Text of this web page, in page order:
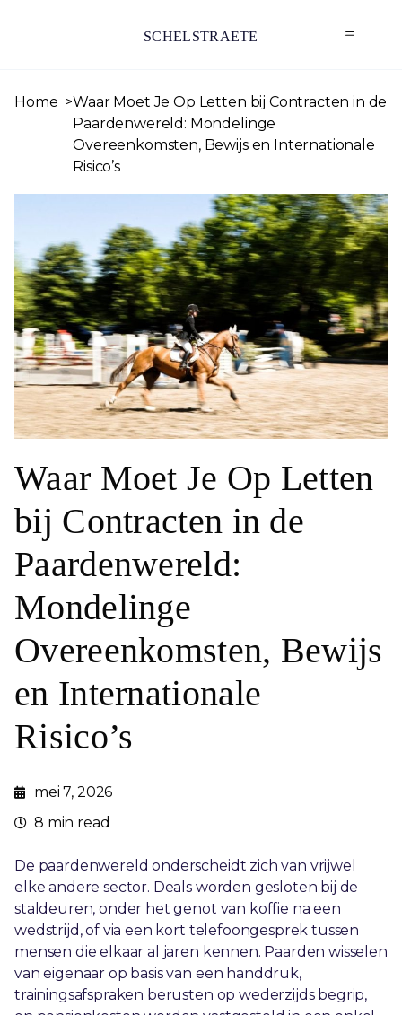
SCHELSTRAETE
Home
Waar Moet Je Op Letten bij Contracten in de
Paardenwereld: Mondelinge
Overeenkomsten, Bewijs en Internationale
Risico’s
Waar Moet Je Op Letten
bij Contracten in de
Paardenwereld:
Mondelinge
Overeenkomsten, Bewijs
en Internationale
Risico’s
mei 7, 2026
8 min read
De paardenwereld onderscheidt zich van vrijwel
elke andere sector. Deals worden gesloten bij de
staldeuren, onder het genot van koffie na een
wedstrijd, of via een kort telefoongesprek tussen
mensen die elkaar al jaren kennen. Paarden wisselen
van eigenaar op basis van een handdruk,
trainingsafspraken berusten op wederzijds begrip,